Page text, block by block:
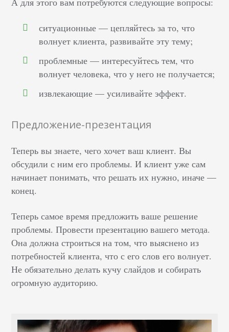
ситуационные — цепляйтесь за то, что
волнует клиента, развивайте эту тему;
проблемные — интересуйтесь тем, что
волнует человека, что у него не получается;
извлекающие — усиливайте эффект.
Предложение-презентация
Теперь вы знаете, чего хочет ваш клиент. Вы
обсудили с ним его проблемы. И клиент уже сам
начинает понимать, что решать их нужно, иначе —
конец.
Теперь самое время предложить ваше решение
проблемы. Провести презентацию вашего метода.
Она должна строиться на том, что выяснено из
потребностей клиента, что с его слов его волнует.
Не обязательно делать кучу слайдов и собирать
огромную аудиторию.